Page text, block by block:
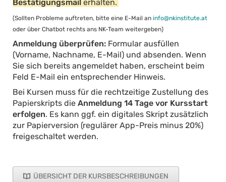
Bestätigungsmail erhalten.
(Sollten Probleme auftreten, bitte eine E-Mail an info@nkinstitute.at
oder über Chatbot rechts ans NK-Team weitergeben)
Anmeldung überprüfen:Formular ausfüllen
(Vorname, Nachname, E-Mail) und absenden. Wenn
Sie sich bereits angemeldet haben, erscheint beim
Feld E-Mail ein entsprechender Hinweis.
Bei Kursen muss für die rechtzeitige Zustellung des
Papierskripts die Anmeldung 14 Tage vor Kursstart
erfolgen. Es kann ggf. ein digitales Skript zusätzlich
zur Papierversion (regulärer App-Preis minus 20%)
freigeschaltet werden.
ÜBERSICHT DER KURSBESCHREIBUNGEN